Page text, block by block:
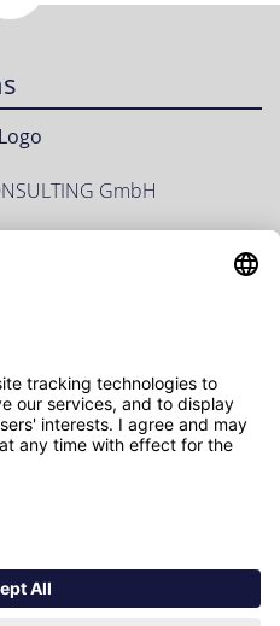
GmbH
hier
Datenschutz
unseren
an und werden Sie